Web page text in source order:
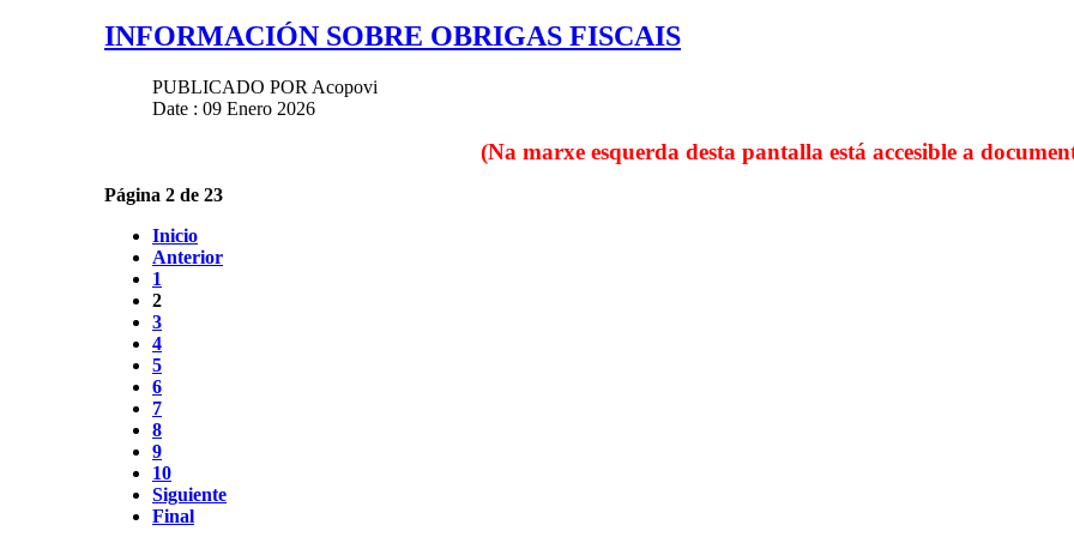
INFORMACIÓN SOBRE OBRIGAS FISCAIS
PUBLICADO POR Acopovi
Date : 09 Enero 2026
(Na marxe esquerda desta pantalla está accesible a
Página 2 de 23
Inicio
Anterior
1
2
3
4
5
6
7
8
9
10
Siguiente
Final